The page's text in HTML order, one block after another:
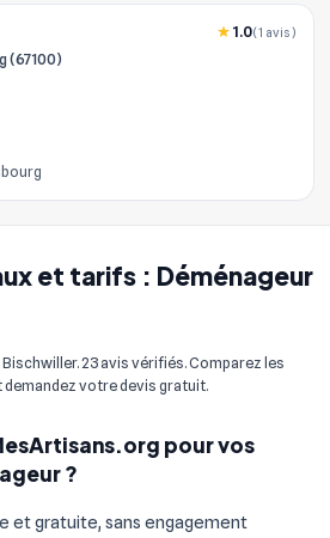
et tarifs : Déménageur
23 avis vérifiés. Comparez les
votre devis gratuit.
pour vos
?
et gratuite, sans engagement
(67100)
1.0(1 avis)